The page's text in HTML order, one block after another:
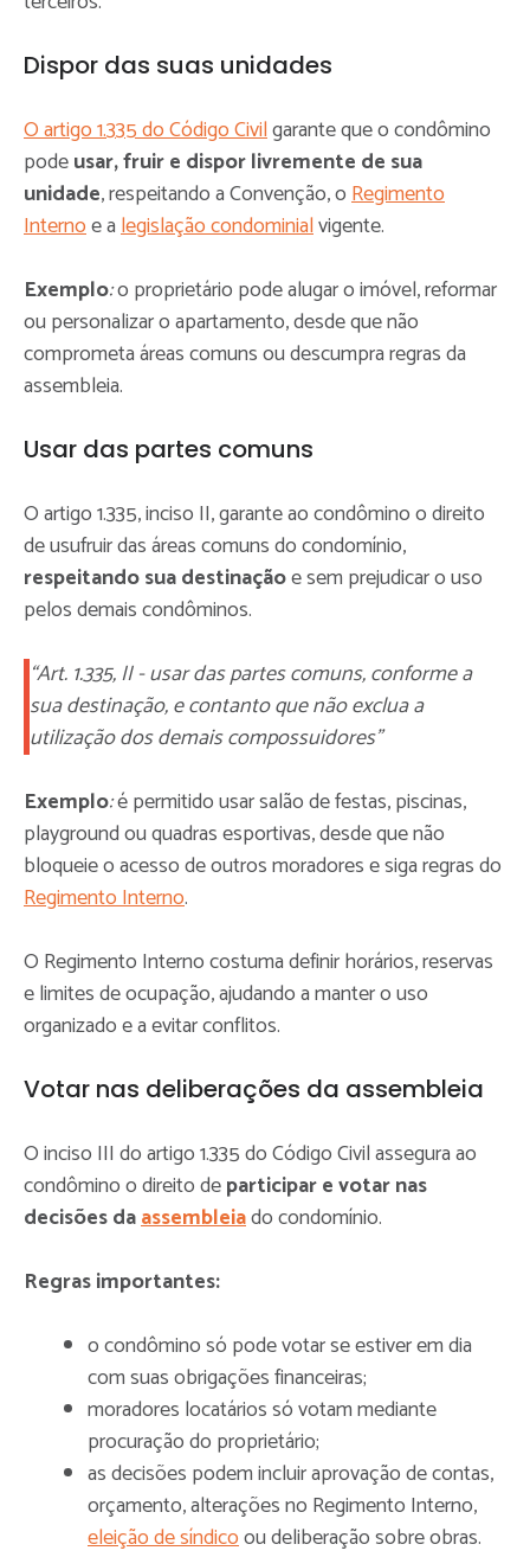
Dispor das suas unidades
O artigo 1.335 do Código Civilgarante que o condômino
podeusar, fruir e dispor livremente de sua
unidade, respeitando a Convenção, oRegimento
Internoe alegislação condominialvigente.
Exemplo:o proprietário pode alugar o imóvel, reformar
ou personalizar o apartamento, desde que não
comprometa áreas comuns ou descumpra regras da
assembleia.
Usar das partes comuns
O artigo 1.335, inciso II, garante ao condômino o direito
de usufruir das áreas comuns do condomínio,
respeitando sua destinaçãoe sem prejudicar o uso
pelos demais condôminos.
“Art. 1.335, II - usar das partes comuns, conforme a
sua destinação, e contanto que não exclua a
utilização dos demais compossuidores”
Exemplo:é permitido usar salão de festas, piscinas,
playground ou quadras esportivas, desde que não
bloqueie o acesso de outros moradores e siga regras do
Regimento Interno.
O Regimento Interno costuma definir horários, reservas
e limites de ocupação, ajudando a manter o uso
organizado e a evitar conflitos.
Votar nas deliberações da assembleia
O inciso III do artigo 1.335 do Código Civil assegura ao
condômino o direito departicipar e votar nas
decisões daassembleiado condomínio.
Regras importantes:
o condômino só pode votar se estiver em dia
com suas obrigações financeiras;
moradores locatários só votam mediante
procuração do proprietário;
as decisões podem incluir aprovação de contas,
orçamento, alterações no Regimento Interno,
eleição de síndicoou deliberação sobre obras.